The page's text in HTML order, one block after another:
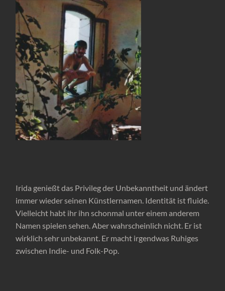
Irida genießt das Privileg der Unbekanntheit und ändert
immer wieder seinen Künstlernamen. Identität ist fluide.
Vielleicht habt ihr ihn schonmal unter einem anderem
Namen spielen sehen. Aber wahrscheinlich nicht. Er ist
wirklich sehr unbekannt. Er macht irgendwas Ruhiges
zwischen Indie- und Folk-Pop.